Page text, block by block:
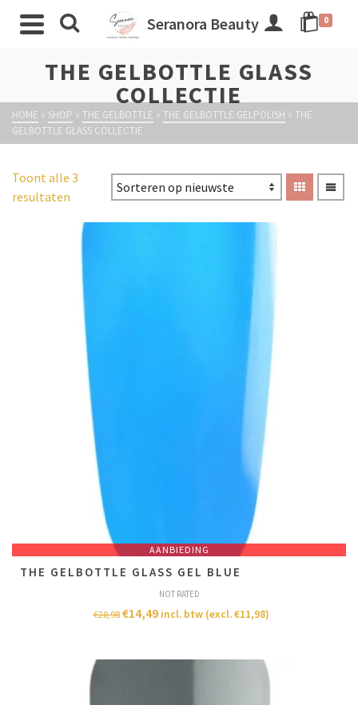
Seranora Beauty 0
THE GELBOTTLE GLASS
COLLECTIE
HOME » SHOP » THE GELBOTTLE » THE GELBOTTLE GELPOLISH » THE
GELBOTTLE GLASS COLLECTIE
Toont alle 3
resultaten
AANBIEDING
THE GELBOTTLE GLASS GEL BLUE
NOT RATED
€28,98 €14,49 incl. btw (excl.€11,98)